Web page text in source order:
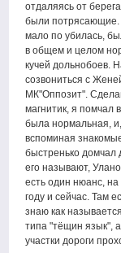
отдаляясь от
были потрясающие.
мало по убилась,
в общем и целом
кучей дольнобоев.
созвониться с
МК"Оппозит".
магнитик, я помчал
была нормальная,
вспоминая
быстренько домчал
его называют,
есть один нюанс,
году и сейчас. Там
знаю как
типа "тёщин язык",
участки дороги